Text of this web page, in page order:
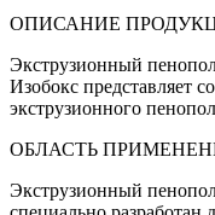
ОПИСАНИЕ
Экструзионный
Изобокс представляет
экструзионного
ОБЛАСТЬ
Экструзионный